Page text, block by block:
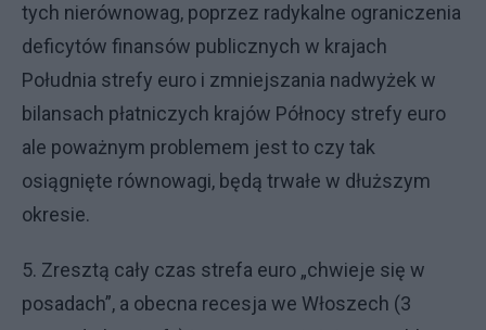
tych nierównowag, poprzez radykalne ograniczenia
deficytów finansów publicznych w krajach
Południa strefy euro i zmniejszania nadwyżek w
bilansach płatniczych krajów Północy strefy euro
ale poważnym problemem jest to czy tak
osiągnięte równowagi, będą trwałe w dłuższym
okresie.
5. Zresztą cały czas strefa euro „chwieje się w
posadach”, a obecna recesja we Włoszech (3